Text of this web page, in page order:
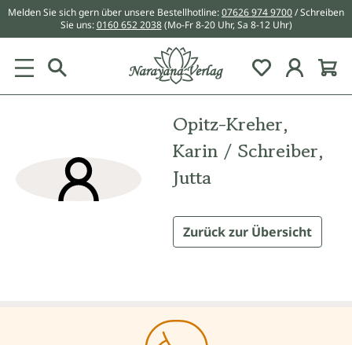
springen
Melden Sie sich gern über unsere Bestellhotline:07626 974 9700/ Schreiben
Sie uns:0160 652 2038 (Mo-Fr 8-20 Uhr, Sa 8-12 Uhr)
Du hast 0
Opitz-Kreher,
Karin / Schreiber,
Jutta
Zurück zur Übersicht